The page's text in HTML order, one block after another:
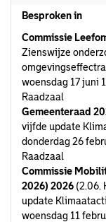
Besproken in
Commissie
Zienswijze
woensdag 17 juni
Raadzaal
Gemeenteraad
vijfde update
donderdag 26
Raadzaal
Commissie
2026) 2026 (2.06.
update
woensdag 11